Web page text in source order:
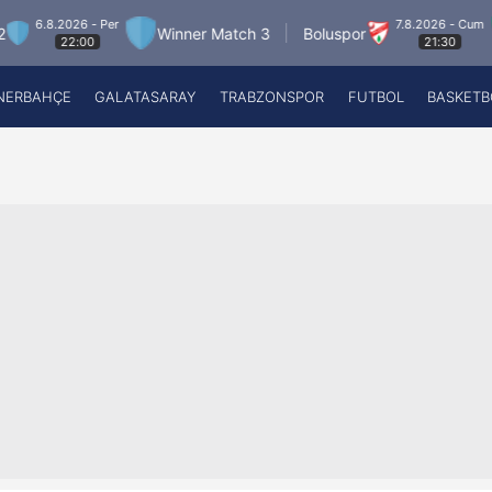
- Per
Winner Match 3 Boluspor
7.8.2026 - Cum
21:30
GALATASARAY TRABZONSPOR FUTBOL